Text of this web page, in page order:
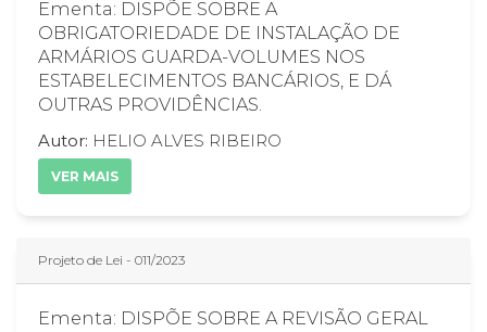
Ementa: DISPÕE SOBRE A
OBRIGATORIEDADE DE INSTALAÇÃO DE
ARMÁRIOS GUARDA-VOLUMES NOS
ESTABELECIMENTOS BANCÁRIOS, E DÁ
OUTRAS PROVIDÊNCIAS.
Autor: HELIO ALVES RIBEIRO
VER MAIS
Projeto de Lei - 011/2023
Ementa: DISPÕE SOBRE A REVISÃO GERAL